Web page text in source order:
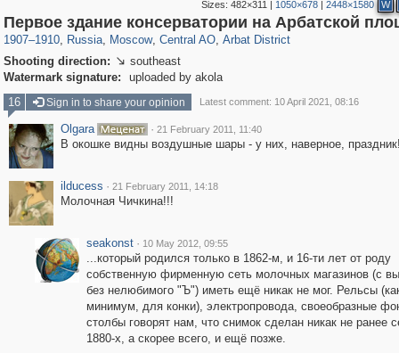
Sizes: 482×311 | 1050×678| 2448×1580 W
Первое здание консерватории на Арбатской
1907–1910, Russia
1,406,257 29,243
, Moscow
319,779 8,286
, Central AO
159,978 5,916
, Arbat District
13,485 356
Shooting direction:  southeast
Watermark signature:
uploaded by akola
16
Sign in to share your opinion Latest comment: 10 April 2021, 08:16
Olgara · 21 February 2011, 11:40
В окошке видны воздушные шары - у них, наверное,
ilducess · 21 February 2011, 14:18
Молочная Чичкина!!!
seakonst · 10 May 2012, 09:55
...который родился только в 1862-м, и 16-ти лет от роду
собственную фирменную сеть молочных магазинов (с
без нелюбимого "Ъ") иметь ещё никак не мог. Рельсы
минимум, для конки), электропровода, своеобразные
столбы говорят нам, что снимок сделан никак не ранее
1880-х, а скорее всего, и ещё позже.